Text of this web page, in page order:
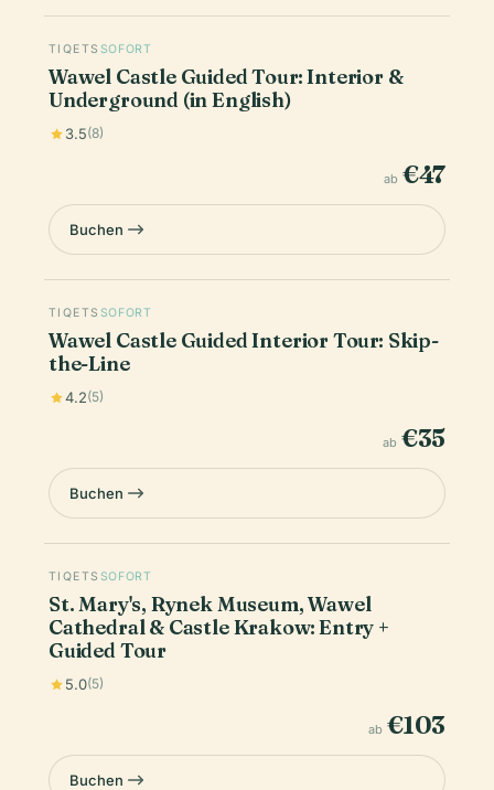
TIQETS SOFORT
Wawel Castle Guided Tour: Interior &
Underground (in English)
3.5(8)
ab €47
Buchen
TIQETS SOFORT
Wawel Castle Guided Interior Tour: Skip-
the-Line
4.2(5)
ab €35
Buchen
TIQETS SOFORT
St. Mary's, Rynek Museum, Wawel
Cathedral & Castle Krakow: Entry +
Guided Tour
5.0(5)
ab €103
Buchen